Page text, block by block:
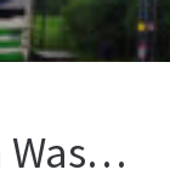
Was…